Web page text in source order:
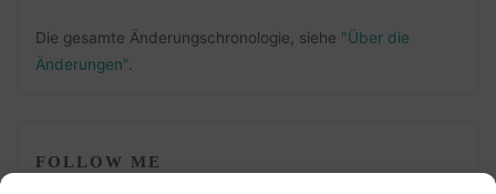
Die gesamte Änderungschronologie, siehe "Über die
Änderungen".
FOLLOW ME